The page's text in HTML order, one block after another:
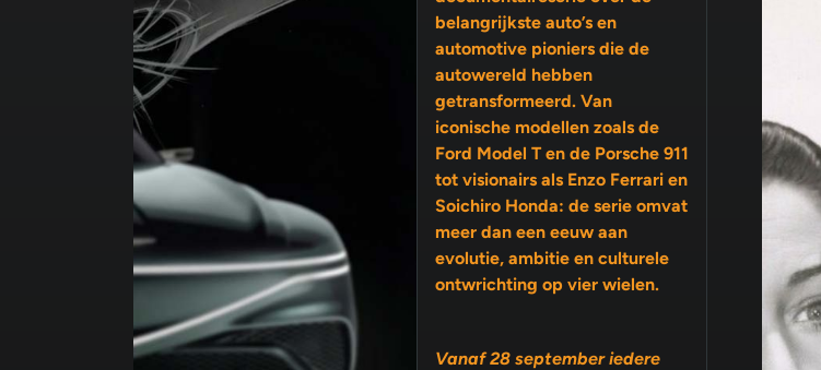
belangrijkste auto’s en
automotive pioniers die de
autowereld hebben
getransformeerd. Van
iconische modellen zoals de
Ford Model T en de Porsche 911
tot visionairs als Enzo Ferrari en
Soichiro Honda: de serie omvat
meer dan een eeuw aan
evolutie, ambitie en culturele
ontwrichting op vier wielen.
Vanaf 28 september iedere